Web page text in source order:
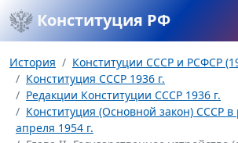
Конституция РФ
История
Конституции СССР и РСФСР
Конституция СССР 1936 г.
Редакции Конституции СССР 1936 г.
Конституция (Основной закон) СССР в
апреля 1954 г.